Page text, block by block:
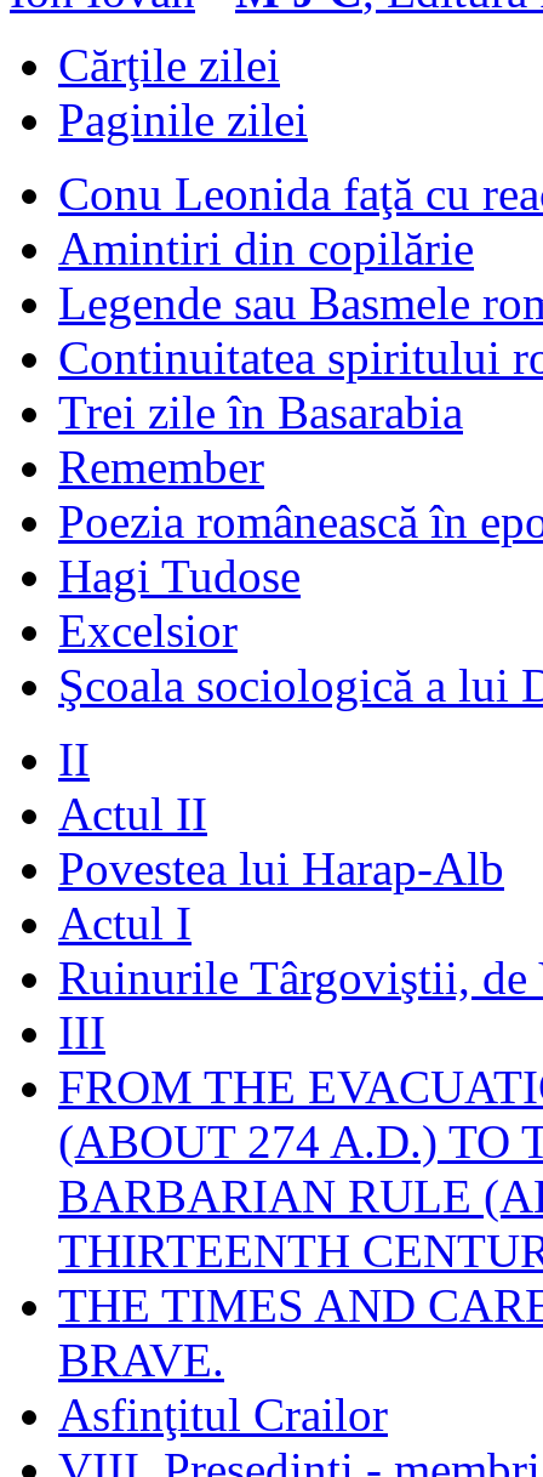
Cărţile zilei
Paginile zilei
Conu Leonida faţă cu
Amintiri din copilărie
Legende sau Basmele
Continuitatea spiritului
Trei zile în Basarabia
Remember
Poezia românească în
Hagi Tudose
Excelsior
Şcoala sociologică a lui
II
Actul II
Povestea lui Harap-Alb
Actul I
Ruinurile Târgoviştii, de
III
FROM THE
(ABOUT 274 A.D.) TO
BARBARIAN RULE
THIRTEENTH
THE TIMES AND
BRAVE.
Asfinţitul Crailor